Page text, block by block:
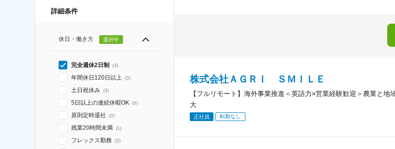
詳細条件
休日・働き方 選択中
完全週休2日制 (3)
年間休日120日以上 (3)
土日祝休み (3)
5日以上の連続休暇OK (0)
原則定時退社 (0)
残業20時間未満 (1)
フレックス勤務 (3)
株式会社ＡＧＲＩ ＳＭＩＬＥ
【フルリモート】海外事業推進＜英語力×営業経験歓迎＞農業と
大
正社員 転勤なし